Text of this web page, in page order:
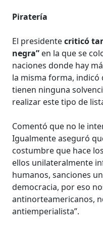
Piratería
El presidentecriticó
negra” en la que se
naciones donde hay
la misma forma, indicó
tienen ninguna
realizar este tipo de
Comentó que no le
Igualmente aseguró
costumbre que hace
ellos unilateralmente
humanos, sanciones
democracia, por eso
antinorteamericanos,
antiemperialista”.